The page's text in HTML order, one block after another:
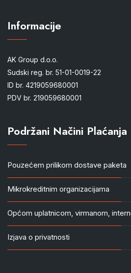
Informacije
AK Group d.o.o.
Sudski reg. br. 51-01-0019-22
ID br. 4219059680001
PDV br. 219059680001
Podržani Načini Plaćanja
Pouzećem prilikom dostave paketa
Mikrokreditnim organizacijama
Općom uplatnicom, virmanom,
Izjava o privatnosti